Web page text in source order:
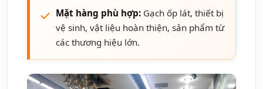
Mặt hàng phù hợp: Gạch ốp lát, thiết bị
vệ sinh, vật liệu hoàn thiện, sản phẩm từ
các thương hiệu lớn.